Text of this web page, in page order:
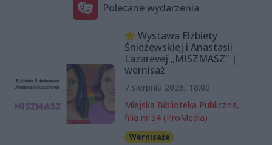
Polecane wydarzenia
Wystawa Elżbiety
Śnieżewskiej i Anastasii
Lazarevej „MISZMASZ” |
wernisaż
7 sierpnia 2026, 18:00
Miejska Biblioteka Publiczna,
filia nr 54 (ProMedia)
Wernisaże